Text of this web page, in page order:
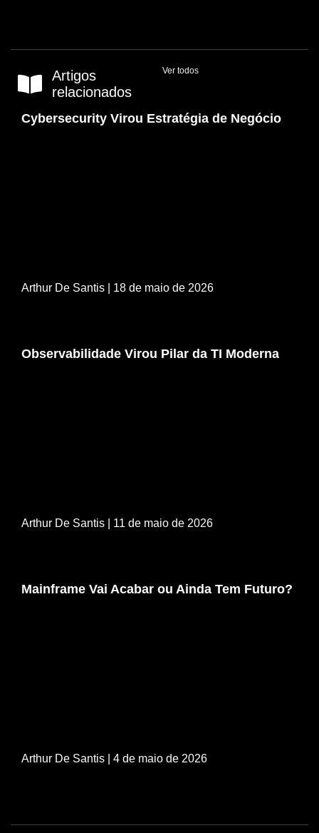
Artigos
relacionados
Ver todos
Cybersecurity Virou Estratégia de Negócio
Arthur De Santis | 18 de maio de 2026
Observabilidade Virou Pilar da TI Moderna
Arthur De Santis | 11 de maio de 2026
Mainframe Vai Acabar ou Ainda Tem Futuro?
Arthur De Santis | 4 de maio de 2026